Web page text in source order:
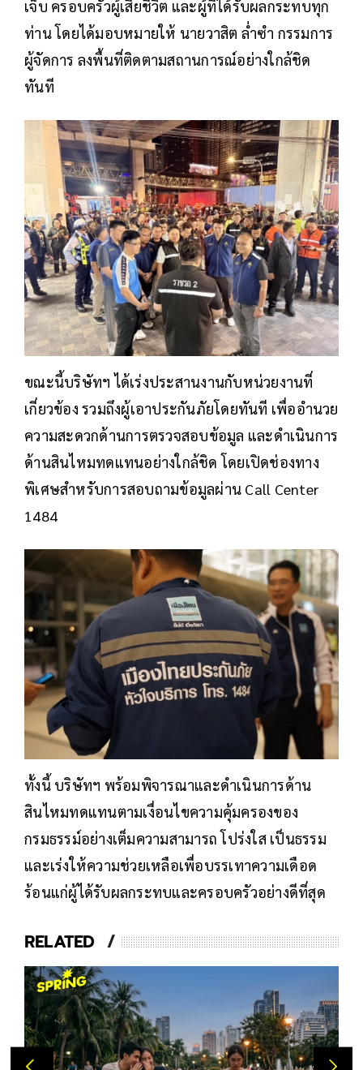
เจ็บ ครอบครัวผู้เสียชีวิต และผู้ที่ได้รับผลกระทบทุก
ท่าน โดยได้มอบหมายให้ นายวาสิต ล่ำซำ กรรมการ
ผู้จัดการ ลงพื้นที่ติดตามสถานการณ์อย่างใกล้ชิด
ทันที
ขณะนี้บริษัทฯ ได้เร่งประสานงานกับหน่วยงานที่
เกี่ยวข้อง รวมถึงผู้เอาประกันภัยโดยทันที เพื่ออำนวย
ความสะดวกด้านการตรวจสอบข้อมูล และดำเนินการ
ด้านสินไหมทดแทนอย่างใกล้ชิด โดยเปิดช่องทาง
พิเศษสำหรับการสอบถามข้อมูลผ่าน Call Center
1484
ทั้งนี้ บริษัทฯ พร้อมพิจารณาและดำเนินการด้าน
สินไหมทดแทนตามเงื่อนไขความคุ้มครองของ
กรมธรรม์อย่างเต็มความสามารถ โปร่งใส เป็นธรรม
และเร่งให้ความช่วยเหลือเพื่อบรรเทาความเดือด
ร้อนแก่ผู้ได้รับผลกระทบและครอบครัวอย่างดีที่สุด
RELATED